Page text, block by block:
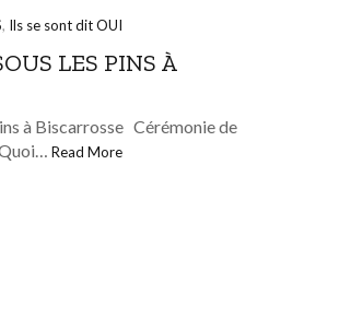
, Ils se sont dit OUI
LES PINS À
à Biscarrosse Cérémonie de
Read More